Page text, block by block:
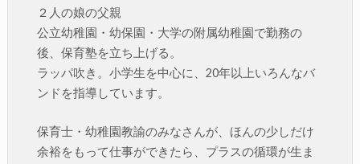
２人の娘の父親
公立幼稚園・幼保園・大学の附属幼稚園で勤務の
後、保育塾を立ち上げる。
ラッパ吹き。小学生を中心に、20年以上いろんなバ
ンドを指導しています。
保育士・幼稚園教諭のみなさんが、ほんの少しだけ
余裕をもって仕事ができたら、プラスの循環が生ま